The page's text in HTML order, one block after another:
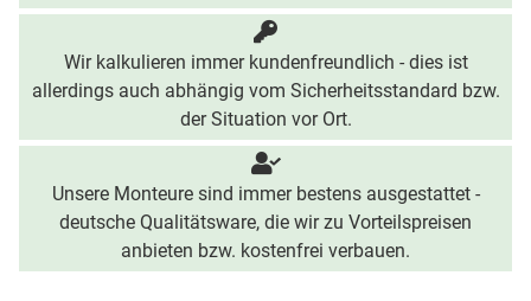
Wir kalkulieren immer kundenfreundlich - dies ist
allerdings auch abhängig vom Sicherheitsstandard bzw.
der Situation vor Ort.
Unsere Monteure sind immer bestens ausgestattet -
deutsche Qualitätsware, die wir zu Vorteilspreisen
anbieten bzw. kostenfrei verbauen.